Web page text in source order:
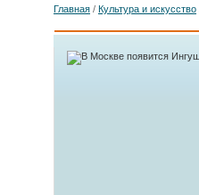
Главная / Культура и искусство